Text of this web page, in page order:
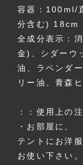
容器：100ml/
分含む) 18cm
全成分表示：
金)、シダーウ
油、ラベンダ
リー油、青森ヒ
：：使用上の
・お部屋に、
テントにお洋
お使い下さい。